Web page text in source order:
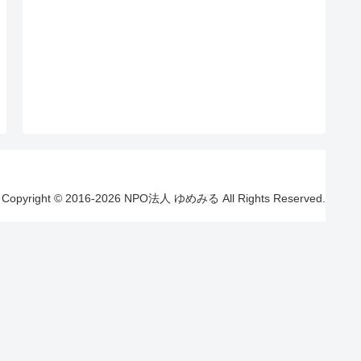
Copyright © 2016-2026 NPO法人 ゆめみる All Rights Reserved.